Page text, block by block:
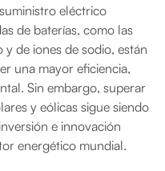
eléctrico
de baterías, como las
de iones de sodio, están
una mayor eficiencia,
Sin embargo, superar
y eólicas sigue siendo
e innovación
energético mundial.